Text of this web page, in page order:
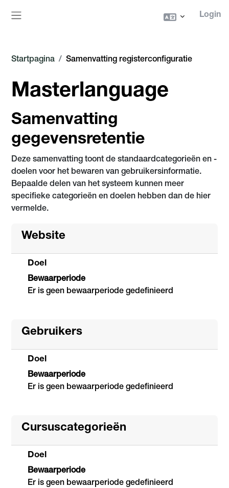
Login
Startpagina Samenvatting registerconfiguratie
Masterlanguage
Samenvatting
gegevensretentie
Deze samenvatting toont de standaardcategorieën en -
doelen voor het bewaren van gebruikersinformatie.
Bepaalde delen van het systeem kunnen meer
specifieke categorieën en doelen hebben dan de hier
vermelde.
Website
Doel
Bewaarperiode
Er is geen bewaarperiode gedefinieerd
Gebruikers
Doel
Bewaarperiode
Er is geen bewaarperiode gedefinieerd
Cursuscategorieën
Doel
Bewaarperiode
Er is geen bewaarperiode gedefinieerd